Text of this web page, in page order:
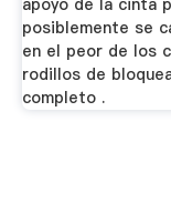
posiblemente se
en el peor de los
rodillos de
completo .